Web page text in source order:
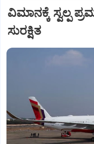
ವಿಮಾನಕ್ಕೆ ಸ್ವಲ್ಪ
ಸುರಕ್ಷಿತ